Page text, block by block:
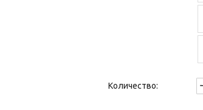
Количество: